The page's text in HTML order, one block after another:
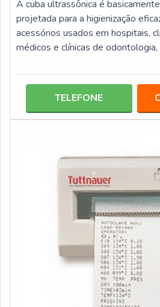
A cuba ultrassônica é
projetada para a higienização
acessórios usados em hospitais,
médicos e clínicas de
artigos.Informações específicas do
efetuam a higienização dos
cavitação, o que possibilita uma
TELEFONE